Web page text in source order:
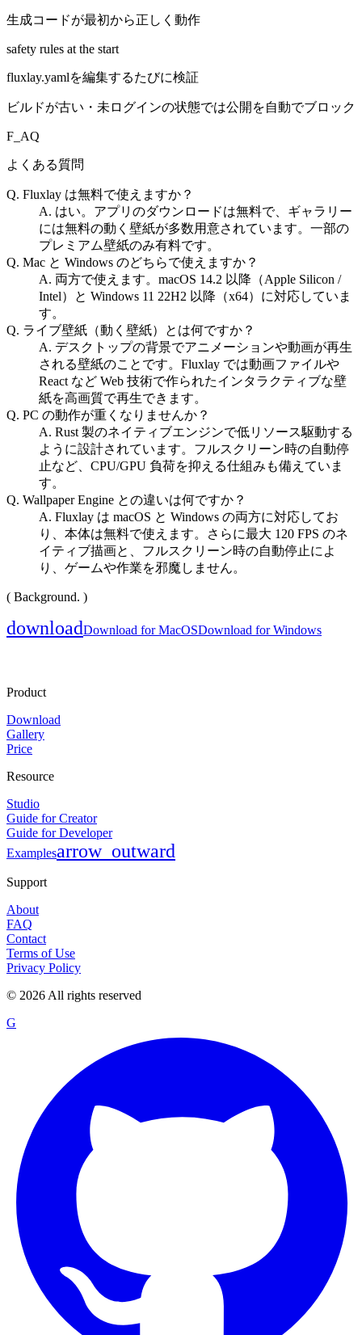
生成コードが最初から正しく動作
safety rules at the start
fluxlay.yamlを編集するたびに検証
ビルドが古い・未ログインの状態では公開を自動でブロック
F_AQ
よくある質問
Q. Fluxlay は無料で使えますか？
A. はい。アプリのダウンロードは無料で、ギャラリー
には無料の動く壁紙が多数用意されています。一部の
プレミアム壁紙のみ有料です。
Q. Mac と Windows のどちらで使えますか？
A. 両方で使えます。macOS 14.2 以降（Apple Silicon /
Intel）と Windows 11 22H2 以降（x64）に対応していま
す。
Q. ライブ壁紙（動く壁紙）とは何ですか？
A. デスクトップの背景でアニメーションや動画が再生
される壁紙のことです。Fluxlay では動画ファイルや
React など Web 技術で作られたインタラクティブな壁
紙を高画質で再生できます。
Q. PC の動作が重くなりませんか？
A. Rust 製のネイティブエンジンで低リソース駆動する
ように設計されています。フルスクリーン時の自動停
止など、CPU/GPU 負荷を抑える仕組みも備えていま
す。
Q. Wallpaper Engine との違いは何ですか？
A. Fluxlay は macOS と Windows の両方に対応してお
り、本体は無料で使えます。さらに最大 120 FPS のネ
イティブ描画と、フルスクリーン時の自動停止によ
り、ゲームや作業を邪魔しません。
( Background. )
downloadDownload for MacOSDownload for Windows
Product
Download
Gallery
Price
Resource
Studio
Guide for Creator
Guide for Developer
Examplesarrow_outward
Support
About
FAQ
Contact
Terms of Use
Privacy Policy
© 2026 All rights reserved
G